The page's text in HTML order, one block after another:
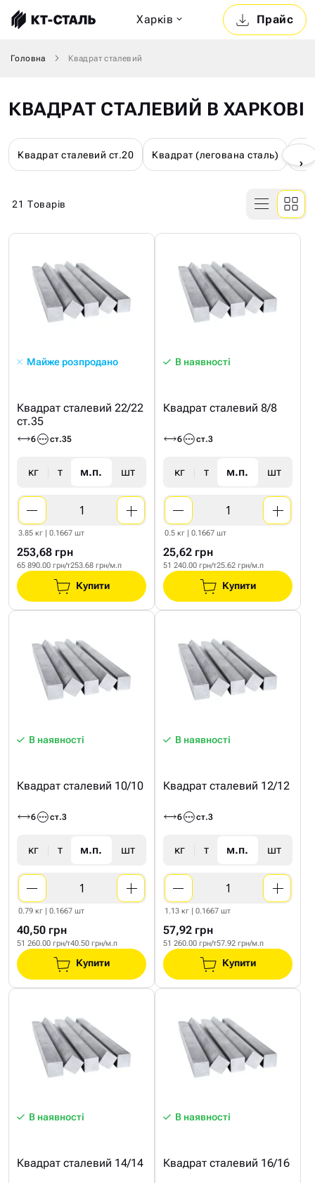
Прайс
Харкiв
Головна Квадрат сталевий
КВАДРАТ СТАЛЕВИЙ В ХАРКОВІ
Квадрат сталевий ст.20 Квадрат (легована сталь)
›
21 Товарів
Майже розпродано
Квадрат сталевий 22/22
ст.35
6 ст.35
кг т м.п. шт
3.85 кг | 0.1667 шт
253,68 грн
65 890.00 грн/т253.68 грн/м.п
Купити
В наявності
Квадрат сталевий 8/8
6 ст.3
кг т м.п. шт
0.5 кг | 0.1667 шт
25,62 грн
51 240.00 грн/т25.62 грн/м.п
Купити
В наявності
Квадрат сталевий 10/10
6 ст.3
кг т м.п. шт
0.79 кг | 0.1667 шт
40,50 грн
51 260.00 грн/т40.50 грн/м.п
Купити
В наявності
Квадрат сталевий 12/12
6 ст.3
кг т м.п. шт
1.13 кг | 0.1667 шт
57,92 грн
51 260.00 грн/т57.92 грн/м.п
Купити
В наявності
Квадрат сталевий 14/14
В наявності
Квадрат сталевий 16/16